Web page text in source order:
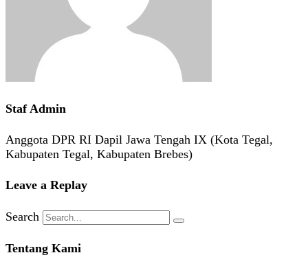
Staf Admin
Anggota DPR RI Dapil Jawa Tengah IX (Kota Tegal,
Kabupaten Tegal, Kabupaten Brebes)
Leave a Replay
Search
Tentang Kami